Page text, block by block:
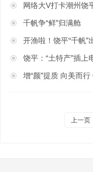
网络大V打卡潮州饶
千帆争“鲜”归满舱
开渔啦！饶平“千帆”
饶平：“土特产”插上
增“颜”提质 向美而
上一页